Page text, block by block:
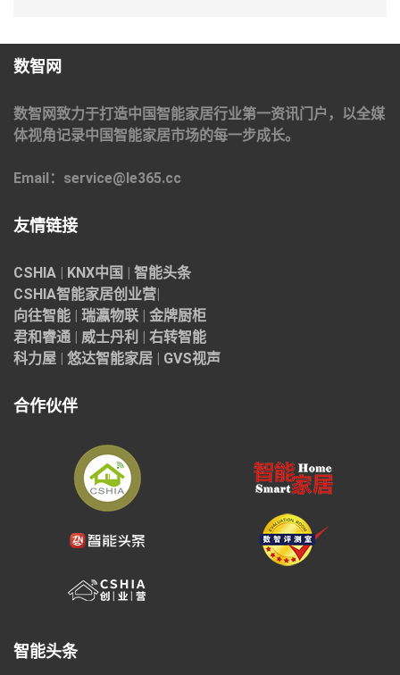
数智网
数智网致力于打造中国智能家居行业第一资讯门户，以全媒
体视角记录中国智能家居市场的每一步成长。
Email：service@le365.cc
友情链接
CSHIA KNX中国
智能头条
CSHIA智能家居创业营
向往智能
瑞瀛物联
金牌厨柜
君和睿通
威士丹利
右转智能
科力屋
悠达智能家居 GVS视声
合作伙伴
智能头条